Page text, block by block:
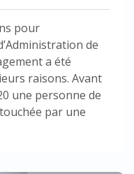
pour
de
a été
raisons. Avant
une personne de
par une